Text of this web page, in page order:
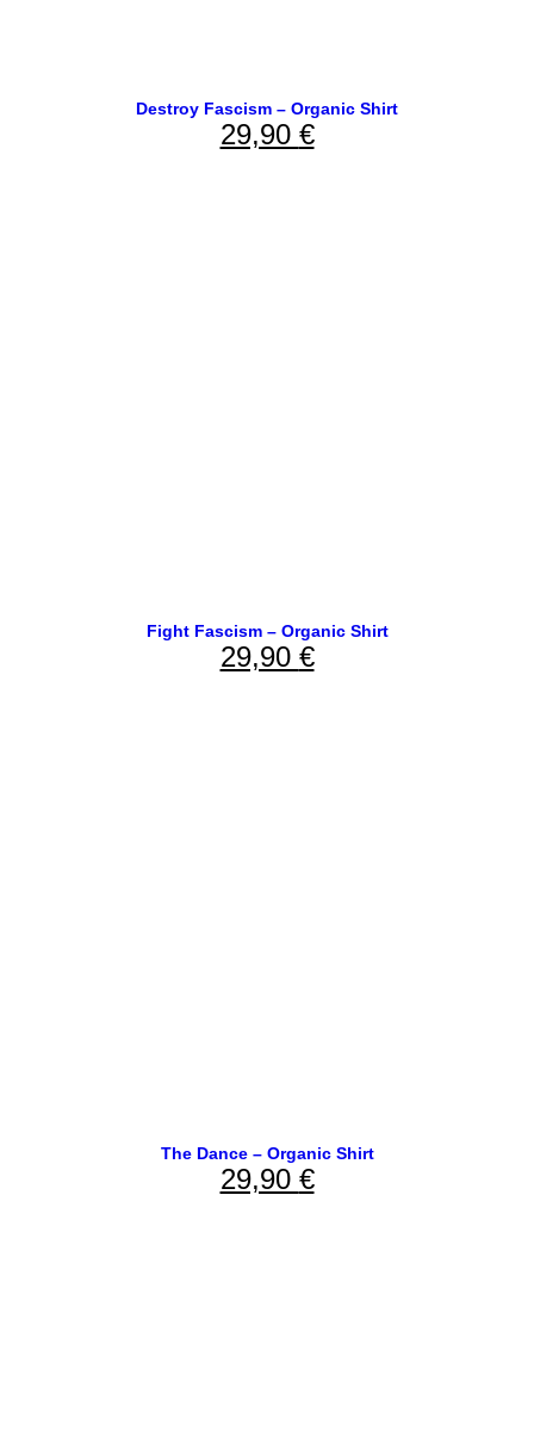
Destroy Fascism – Organic Shirt
29,90 €
Fight Fascism – Organic Shirt
29,90 €
The Dance – Organic Shirt
29,90 €